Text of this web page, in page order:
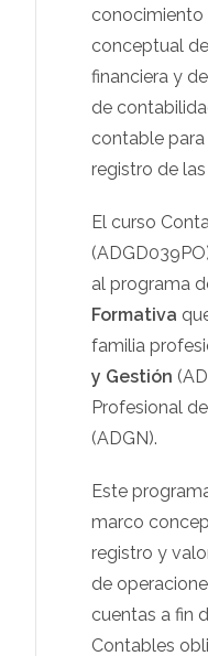
conocimiento
conceptual
financiera y
de
contable
registro de
El curso
al programa
Formativa
familia
y Gestión
Profesional de
(ADGN).
Este
marco
registro y
de
cuentas a fin
Contables